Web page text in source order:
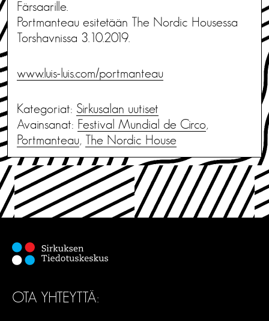
Färsaarille.
Portmanteau esitetään The Nordic Housessa
Torshavnissa 3.10.2019.
www.luis-luis.com/portmanteau
Kategoriat: Sirkusalan uutiset
Avainsanat: Festival Mundial de Circo,
Portmanteau, The Nordic House
OTA YHTEYTTÄ: